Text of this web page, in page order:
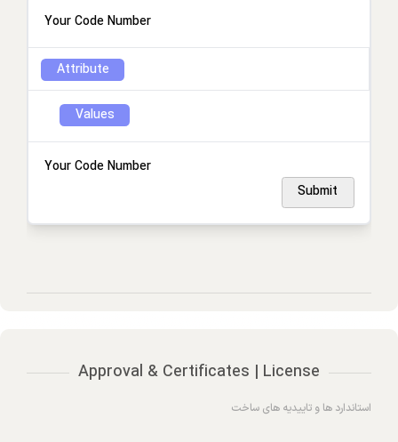
Your Code Number
Attribute
Values
Your Code Number
Submit
Approval & Certificates | License
استاندارد ها و تاییدیه های ساخت